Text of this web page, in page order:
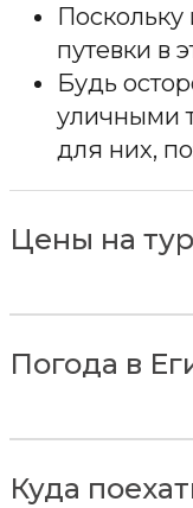
Поскольку
путевки в
Будь
уличными
для них,
Цены на
Погода в
Куда